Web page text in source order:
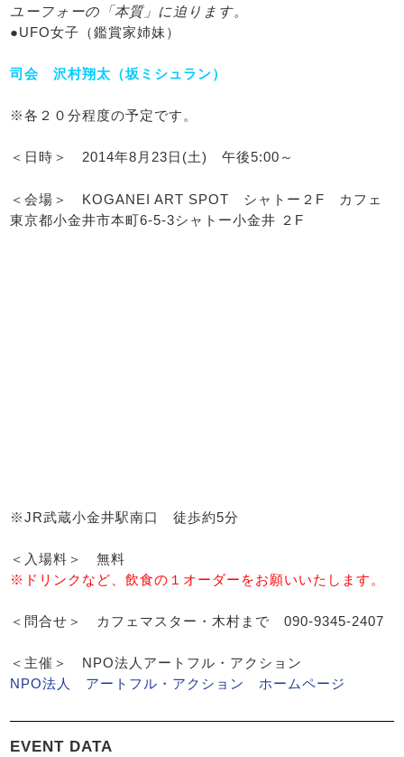
ユーフォーの「本質」に迫ります。
●UFO女子（鑑賞家姉妹）
司会 沢村翔太（坂ミシュラン）
※各２０分程度の予定です。
＜日時＞ 2014年8月23日(土) 午後5:00～
＜会場＞ KOGANEI ART SPOT シャトー２F カフェ
東京都小金井市本町6-5-3シャトー小金井 ２F
※JR武蔵小金井駅南口 徒歩約5分
＜入場料＞ 無料
※ドリンクなど、飲食の１オーダーをお願いいたします。
＜問合せ＞ カフェマスター・木村まで 090-9345-2407
＜主催＞ NPO法人アートフル・アクション
NPO法人 アートフル・アクション ホームページ
EVENT DATA